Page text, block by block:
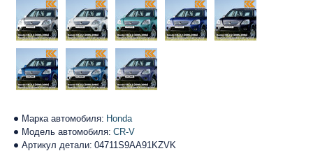
Марка автомобиля: Honda
Модель автомобиля: CR-V
Артикул детали: 04711S9AA91KZVK